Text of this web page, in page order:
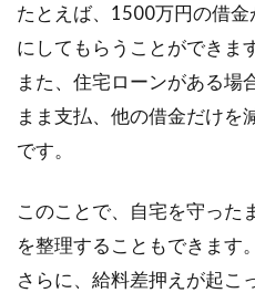
たとえば、1500万円の借
にしてもらうことができます
また、住宅ローンがある場
まま支払、他の借金だけを
です。
このことで、自宅を守った
を整理することもできます。
さらに、給料差押えが起こ